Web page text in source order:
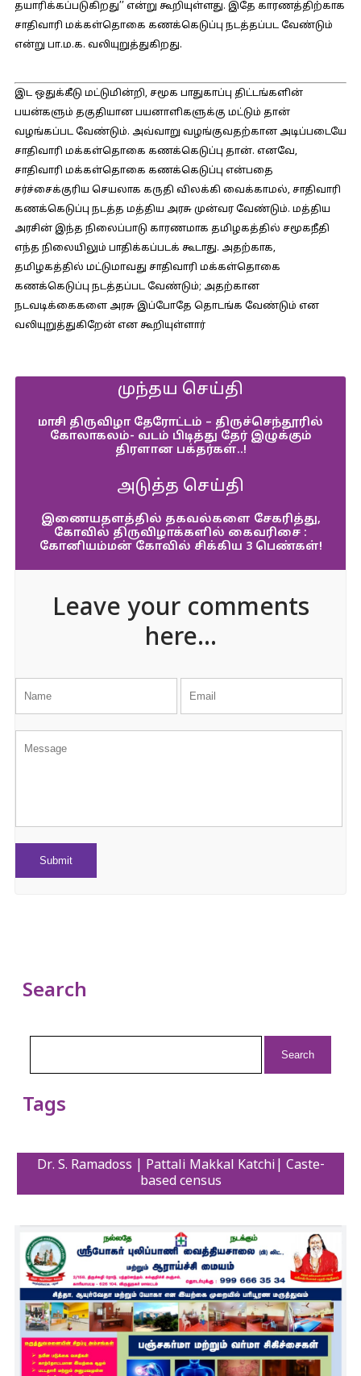
தயாரிக்கப்படுகிறது’’ என்று கூறியுள்ளது. இதே காரணத்திற்காக
சாதிவாரி மக்கள்தொகை கணக்கெடுப்பு நடத்தப்பட வேண்டும்
என்று பா.ம.க. வலியுறுத்துகிறது.
இட ஒதுக்கீடு மட்டுமின்றி, சமூக பாதுகாப்பு திட்டங்களின்
பயன்களும் தகுதியான பயனாளிகளுக்கு மட்டும் தான்
வழங்கப்பட வேண்டும். அவ்வாறு வழங்குவதற்கான அடிப்படையே
சாதிவாரி மக்கள்தொகை கணக்கெடுப்பு தான். எனவே,
சாதிவாரி மக்கள்தொகை கணக்கெடுப்பு என்பதை
சர்ச்சைக்குரிய செயலாக கருதி விலக்கி வைக்காமல், சாதிவாரி
கணக்கெடுப்பு நடத்த மத்திய அரசு முன்வர வேண்டும். மத்திய
அரசின் இந்த நிலைப்பாடு காரணமாக தமிழகத்தில் சமூகநீதி
எந்த நிலையிலும் பாதிக்கப்படக் கூடாது. அதற்காக,
தமிழகத்தில் மட்டுமாவது சாதிவாரி மக்கள்தொகை
கணக்கெடுப்பு நடத்தப்பட வேண்டும்; அதற்கான
நடவடிக்கைகளை அரசு இப்போதே தொடங்க வேண்டும் என
வலியுறுத்துகிறேன் என கூறியுள்ளார்
முந்தய செய்தி
மாசி திருவிழா தேரோட்டம் – திருச்செந்தூரில்
கோலாகலம்- வடம் பிடித்து தேர் இழுக்கும்
திரளான பக்தர்கள்..!
அடுத்த செய்தி
இணையதளத்தில் தகவல்களை சேகரித்து,
கோவில் திருவிழாக்களில் கைவரிசை :
கோனியம்மன் கோவில் சிக்கிய 3 பெண்கள்!
Leave your comments
here...
Search
Tags
Dr. S. Ramadoss | Pattali Makkal Katchi| Caste-
based census